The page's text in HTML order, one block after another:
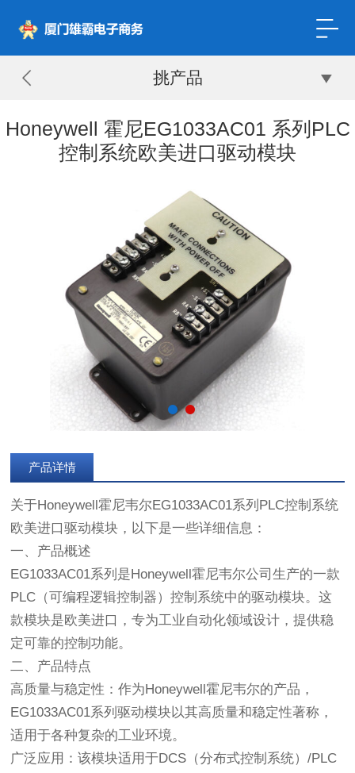
挑产品
Honeywell 霍尼EG1033AC01 系列PLC
控制系统欧美进口驱动模块
产品详情
关于Honeywell霍尼韦尔EG1033AC01系列PLC控制系统
欧美进口驱动模块，以下是一些详细信息：
一、产品概述
EG1033AC01系列是Honeywell霍尼韦尔公司生产的一款
PLC（可编程逻辑控制器）控制系统中的驱动模块。这
款模块是欧美进口，专为工业自动化领域设计，提供稳
定可靠的控制功能。
二、产品特点
高质量与稳定性：作为Honeywell霍尼韦尔的产品，
EG1033AC01系列驱动模块以其高质量和稳定性著称，
适用于各种复杂的工业环境。
广泛应用：该模块适用于DCS（分布式控制系统）/PLC